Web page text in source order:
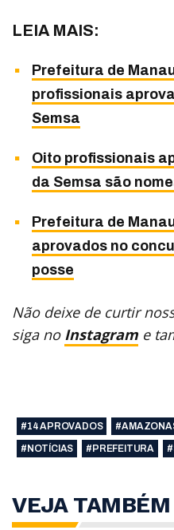
LEIA MAIS:
Prefeitura de
profissionais
Semsa
Oito profissionais
da Semsa são
Prefeitura de
aprovados no
posse
Não deixe de curtir
siga no Instagram e
#14 APROVADOS
#NOTÍCIAS
#PREFEITURA
VEJA TAMBÉM